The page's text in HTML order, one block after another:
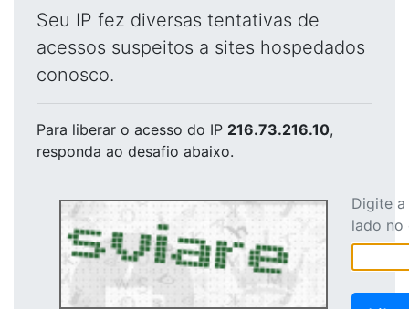
Seu IP fez diversas tentativas de
acessos suspeitos a sites hospedados
conosco.
Para liberar o acesso do IP 216.73.216.10,
responda ao desafio abaixo.
Digite
lado no